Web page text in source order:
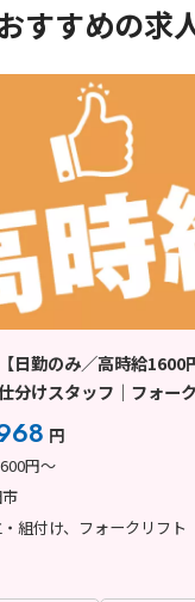
すすめの求
日勤のみ／高時給1600
分けスタッフ｜フォー
格いずれか活かせる｜
〉
円
円～
組付け、フォークリフト